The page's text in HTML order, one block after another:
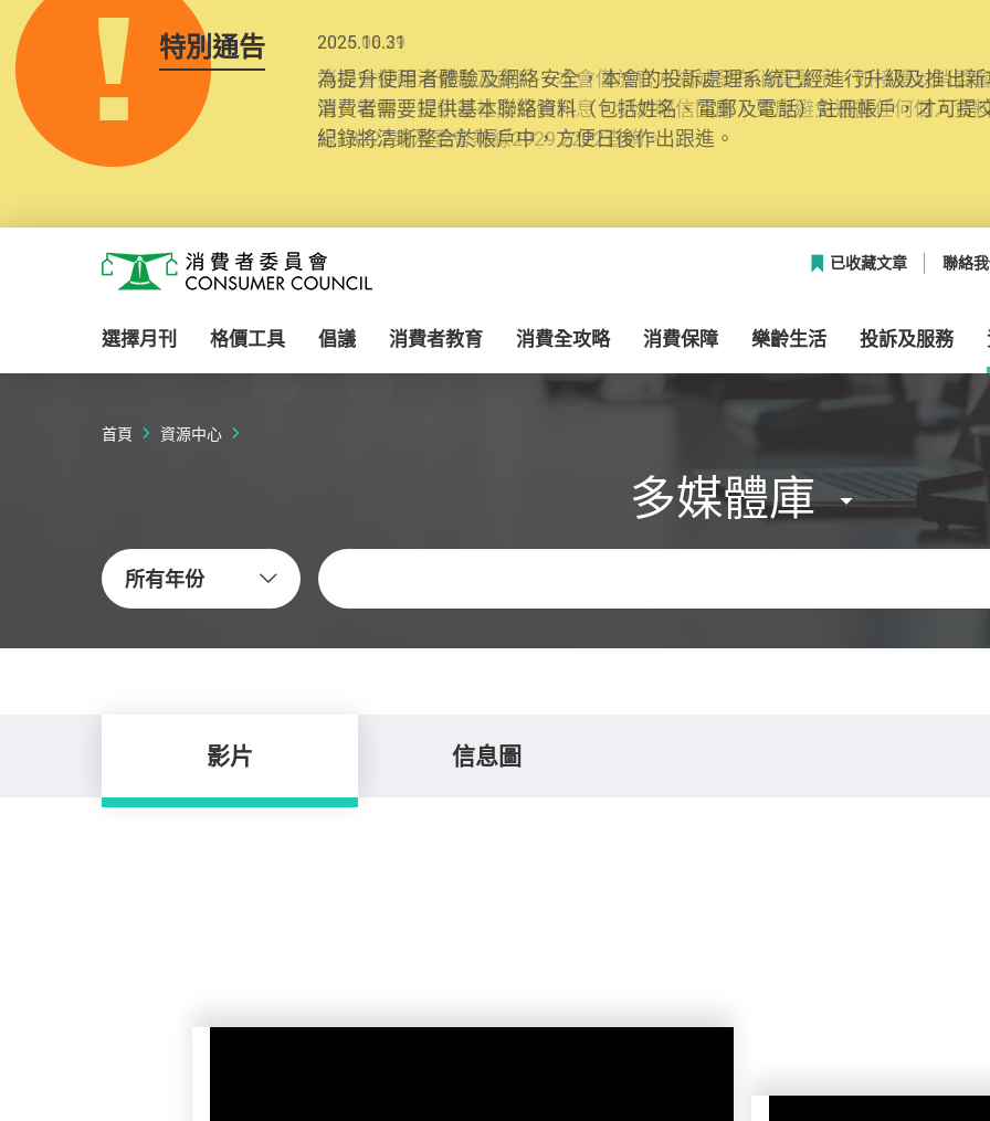
特別通告 2025.10.31
為提升使用者體驗及網絡安全，本會的投訴處理系統已經進行升級及推出
消費者需要提供基本聯絡資料（包括姓名、電郵及電話）註冊帳戶，才可提
紀錄將清晰整合於帳戶中，方便日後作出跟進。
消費者委員會
已收藏文章 聯絡
選擇月刊 格價工具 倡議 消費者教育 消費全攻略 消費保障 樂齡生活 投訴及服務
首頁 資源中心
多媒體庫
所有年份
關鍵字
影片 信息圖